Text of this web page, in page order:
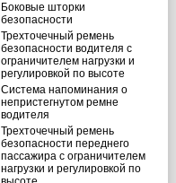
Боковые шторки
безопасности
Трехточечный ремень
безопасности водителя с
ограничителем нагрузки и
регулировкой по высоте
Система напоминания о
непристегнутом ремне
водителя
Трехточечный ремень
безопасности переднего
пассажира с ограничителем
нагрузки и регулировкой по